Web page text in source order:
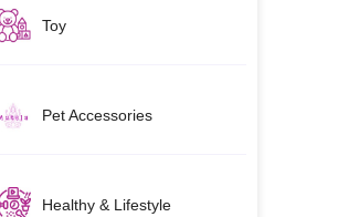
Toy
Pet Accessories
Healthy & Lifestyle